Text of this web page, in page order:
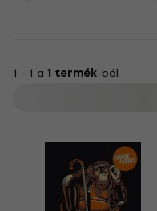
1 - 1 a 1 termék-ból